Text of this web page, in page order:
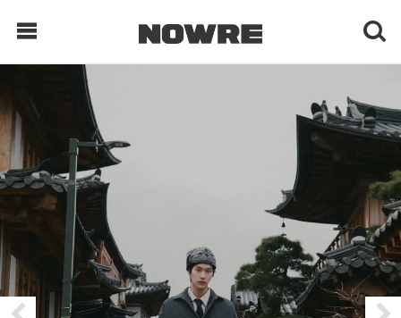
时 尚
球 鞋